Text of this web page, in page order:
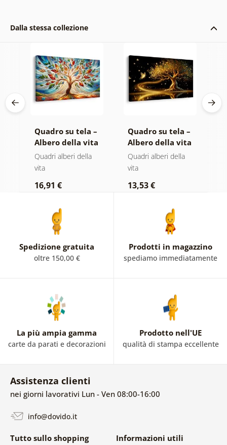
Dalla stessa collezione
Quadro su tela –
Albero della vita
in vetrata
colorata
Quadri alberi della
vita
16,91 €
Quadro su tela –
Albero della vita
magia dorata
Quadri alberi della
vita
13,53 €
Spedizione gratuita
oltre 150,00 €
Prodotti in magazzino
spediamo immediatamente
La più ampia gamma
carte da parati e decorazioni
Prodotto nell'UE
qualità di stampa eccellente
Assistenza clienti
nei giorni lavorativi Lun - Ven 08:00-16:00
info@dovido.it
Tutto sullo shopping Informazioni utili